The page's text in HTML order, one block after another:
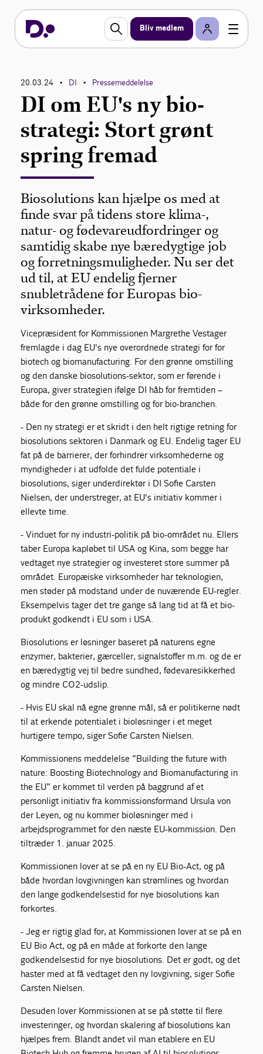
Bliv medlem
20.03.24 • DI • Pressemeddelelse
DI om EU's ny bio-
strategi: Stort grønt
spring fremad
Biosolutions kan hjælpe os med at
finde svar på tidens store klima-,
natur- og fødevareudfordringer og
samtidig skabe nye bæredygtige job
og forretningsmuligheder. Nu ser det
ud til, at EU endelig fjerner
snubletrådene for Europas bio-
virksomheder.
Vicepræsident for Kommissionen Margrethe Vestager
fremlagde i dag EU's nye overordnede strategi for for
biotech og biomanufacturing. For den grønne omstilling
og den danske biosolutions-sektor, som er førende i
Europa, giver strategien ifølge DI håb for fremtiden –
både for den grønne omstilling og for bio-branchen.
- Den ny strategi er et skridt i den helt rigtige retning for
biosolutions sektoren i Danmark og EU. Endelig tager EU
fat på de barrierer, der forhindrer virksomhederne og
myndigheder i at udfolde det fulde potentiale i
biosolutions, siger underdirektør i DI Sofie Carsten
Nielsen, der understreger, at EU's initiativ kommer i
ellevte time.
- Vinduet for ny industri-politik på bio-området nu. Ellers
taber Europa kapløbet til USA og Kina, som begge har
vedtaget nye strategier og investeret store summer på
området. Europæiske virksomheder har teknologien,
men støder på modstand under de nuværende EU-regler.
Eksempelvis tager det tre gange så lang tid at få et bio-
produkt godkendt i EU som i USA.
Biosolutions er løsninger baseret på naturens egne
enzymer, bakterier, gærceller, signalstoffer m.m. og de er
en bæredygtig vej til bedre sundhed, fødevaresikkerhed
og mindre CO2-udslip.
- Hvis EU skal nå egne grønne mål, så er politikerne nødt
til at erkende potentialet i bioløsninger i et meget
hurtigere tempo, siger Sofie Carsten Nielsen.
Kommissionens meddelelse ”Building the future with
nature: Boosting Biotechnology and Biomanufacturing in
the EU” er kommet til verden på baggrund af et
personligt initiativ fra kommissionsformand Ursula von
der Leyen, og nu kommer bioløsninger med i
arbejdsprogrammet for den næste EU-kommission. Den
tiltræder 1. januar 2025.
Kommissionen lover at se på en ny EU Bio-Act, og på
både hvordan lovgivningen kan strømlines og hvordan
den lange godkendelsestid for nye biosolutions kan
forkortes.
- Jeg er rigtig glad for, at Kommissionen lover at se på en
EU Bio Act, og på en måde at forkorte den lange
godkendelsestid for nye biosolutions. Det er godt, og det
haster med at få vedtaget den ny lovgivning, siger Sofie
Carsten Nielsen.
Desuden lover Kommissionen at se på støtte til flere
investeringer, og hvordan skalering af biosolutions kan
hjælpes frem. Blandt andet vil man etablere en EU